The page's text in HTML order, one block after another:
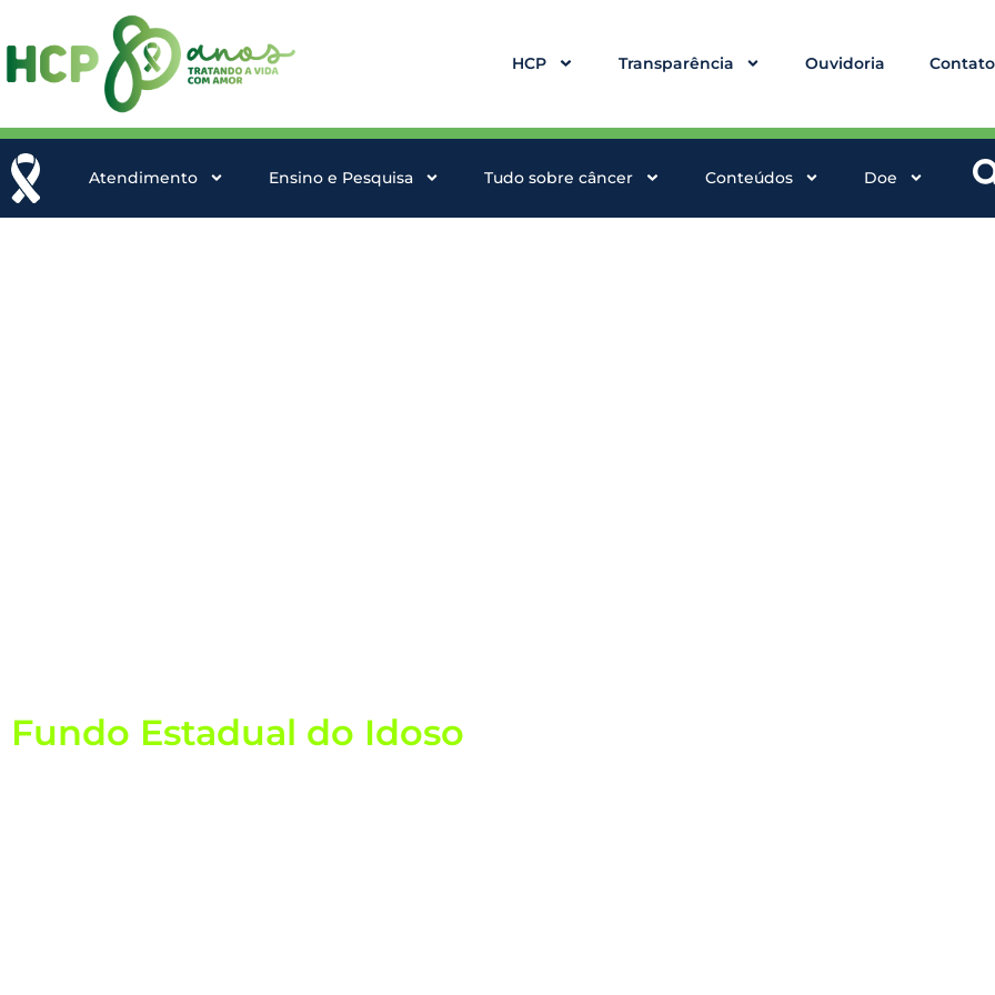
HCP Transparência Ouvidoria Contato
Atendimento Ensino e Pesquisa Tudo sobre câncer Conteúdos Doe
Fundo Estadual do Idoso